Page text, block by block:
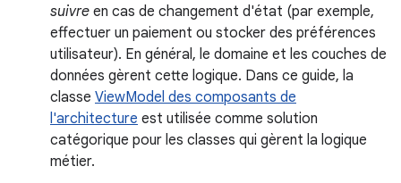
suivre en cas de changement d'état (par exemple,
effectuer un paiement ou stocker des préférences
utilisateur). En général, le domaine et les couches de
données gèrent cette logique. Dans ce guide, la
classe ViewModel des composants de
l'architecture est utilisée comme solution
catégorique pour les classes qui gèrent la logique
métier.